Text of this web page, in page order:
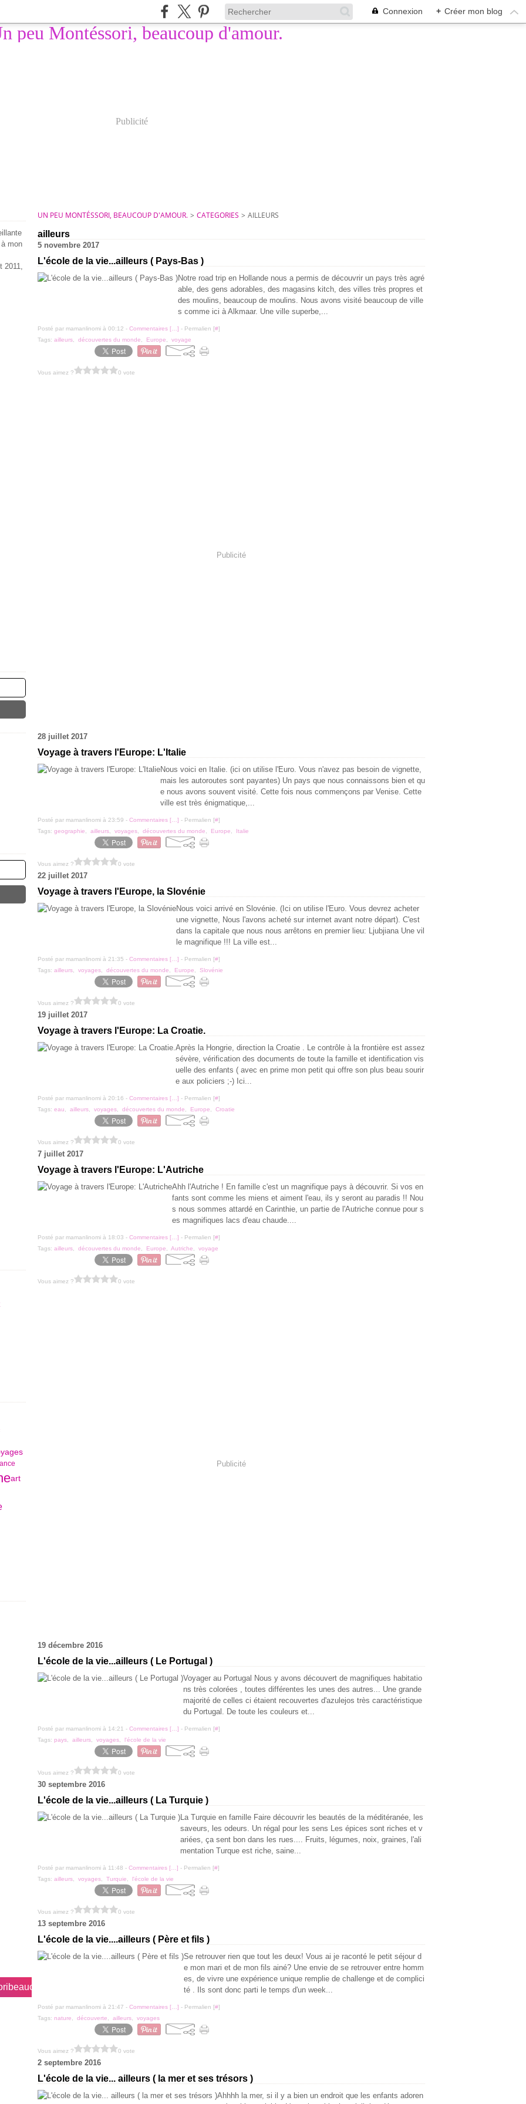
Connexion + Créer mon blog
Publicité
mon
2011,
art
UN PEU MONTÉSSORI, BEAUCOUP D'AMOUR. > CATEGORIES > AILLEURS
ailleurs
5 novembre 2017
L'école de la vie...ailleurs ( Pays-Bas )
Notre road trip en Hollande nous a permis de découvrir un pays très agré
able, des gens adorables, des magasins kitch, des villes très propres et
des moulins, beaucoup de moulins. Nous avons visité beaucoup de ville
s comme ici à Alkmaar. Une ville superbe,...
Posté par mamanlinomi à 00:12 - Commentaires [ ] - Permalien [#]
Tags: ailleurs découvertes du monde Europe voyage
Vous aimez ? 0 vote
Publicité
28 juillet 2017
Voyage à travers l'Europe: L'Italie
Nous voici en Italie. (ici on utilise l'Euro. Vous n'avez pas besoin de vignette,
mais les autoroutes sont payantes) Un pays que nous connaissons bien et qu
e nous avons souvent visité. Cette fois nous commençons par Venise. Cette
ville est très énigmatique,...
Posté par mamanlinomi à 23:59 - Commentaires [ ] - Permalien [#]
Tags: geographie ailleurs voyages découvertes du monde Europe Italie
Vous aimez ? 0 vote
22 juillet 2017
Voyage à travers l'Europe, la Slovénie
Nous voici arrivé en Slovénie. (Ici on utilise l'Euro. Vous devrez acheter
une vignette, Nous l'avons acheté sur internet avant notre départ). C'est
dans la capitale que nous nous arrêtons en premier lieu: Ljubjiana Une vil
le magnifique !!! La ville est...
Posté par mamanlinomi à 21:35 - Commentaires [ ] - Permalien [#]
Tags: ailleurs voyages découvertes du monde Europe Slovénie
Vous aimez ? 0 vote
19 juillet 2017
Voyage à travers l'Europe: La Croatie.
Après la Hongrie, direction la Croatie . Le contrôle à la frontière est assez
sévère, vérification des documents de toute la famille et identification vis
uelle des enfants ( avec en prime mon petit qui offre son plus beau sourir
e aux policiers ;-) Ici...
Posté par mamanlinomi à 20:16 - Commentaires [ ] - Permalien [#]
Tags: eau ailleurs voyages découvertes du monde Europe Croatie
Vous aimez ? 0 vote
7 juillet 2017
Voyage à travers l'Europe: L'Autriche
Ahh l'Autriche ! En famille c'est un magnifique pays à découvrir. Si vos en
fants sont comme les miens et aiment l'eau, ils y seront au paradis !! Nou
s nous sommes attardé en Carinthie, un partie de l'Autriche connue pour s
es magnifiques lacs d'eau chaude....
Posté par mamanlinomi à 18:03 - Commentaires [ ] - Permalien [#]
Tags: ailleurs découvertes du monde Europe Autriche voyage
Vous aimez ? 0 vote
Publicité
19 décembre 2016
L'école de la vie...ailleurs ( Le Portugal )
Voyager au Portugal Nous y avons découvert de magnifiques habitatio
ns très colorées , toutes différentes les unes des autres... Une grande
majorité de celles ci étaient recouvertes d'azulejos très caractéristique
du Portugal. De toute les couleurs et...
Posté par mamanlinomi à 14:21 - Commentaires [ ] - Permalien [#]
Tags: pays ailleurs voyages l'école de la vie
Vous aimez ? 0 vote
30 septembre 2016
L'école de la vie...ailleurs ( La Turquie )
La Turquie en famille Faire découvrir les beautés de la méditéranée, les
saveurs, les odeurs. Un régal pour les sens Les épices sont riches et v
ariées, ça sent bon dans les rues.... Fruits, légumes, noix, graines, l'ali
mentation Turque est riche, saine...
Posté par mamanlinomi à 11:48 - Commentaires [ ] - Permalien [#]
Tags: ailleurs voyages Turquie l'école de la vie
Vous aimez ? 0 vote
13 septembre 2016
L'école de la vie....ailleurs ( Père et fils )
Se retrouver rien que tout les deux! Vous ai je raconté le petit séjour d
e mon mari et de mon fils ainé? Une envie de se retrouver entre homm
es, de vivre une expérience unique remplie de challenge et de complici
té . Ils sont donc parti le temps d'un week...
Posté par mamanlinomi à 21:47 - Commentaires [ ] - Permalien [#]
Tags: nature découverte ailleurs voyages
Vous aimez ? 0 vote
2 septembre 2016
L'école de la vie... ailleurs ( la mer et ses trésors )
Ahhhh la mer, si il y a bien un endroit que les enfants adoren